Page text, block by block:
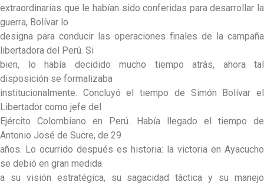
extraordinarias que le habían sido conferidas para desarrollar la
guerra, Bolívar lo
designa para conducir las operaciones finales de la campaña
libertadora del Perú. Si
bien, lo había decidido mucho tiempo atrás, ahora tal
disposición se formalizaba
institucionalmente. Concluyó el tiempo de Simón Bolívar el
Libertador como jefe del
Ejército Colombiano en Perú. Había llegado el tiempo de
Antonio José de Sucre, de 29
años. Lo ocurrido después es historia: la victoria en Ayacucho
se debió en gran medida
a su visión estratégica, su sagacidad táctica y su manejo